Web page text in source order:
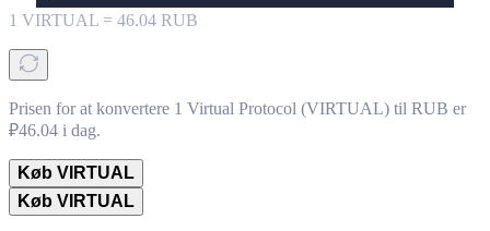
1 VIRTUAL = 46.04 RUB
Prisen for at konvertere 1 Virtual Protocol (VIRTUAL) til RUB er
₽46.04 i dag.
Køb VIRTUAL
Køb VIRTUAL